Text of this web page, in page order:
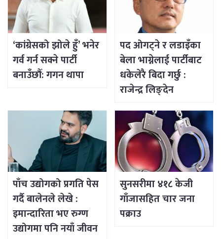
‘कांग्रेसको झोले हुँ’ भनेर
गर्व गर्न सक्ने पार्टी
बनाउँछौँ: गगन थापा
पद ओगट्ने र लडाइँका
बेला भाग्नेलाई पार्टीबाट
धकेलेरै बिदा गर्छु :
राजेन्द्र लिङ्देन
पाँच उद्योगको प्रगति पेस
गर्दै बालेनले लेखे :
इमान्दारिता भए रुग्ण
उद्योगमा पनि नयाँ जीवन
सुनसरीमा ४१८ केजी
गाँजासहित चार जना
पक्राउ